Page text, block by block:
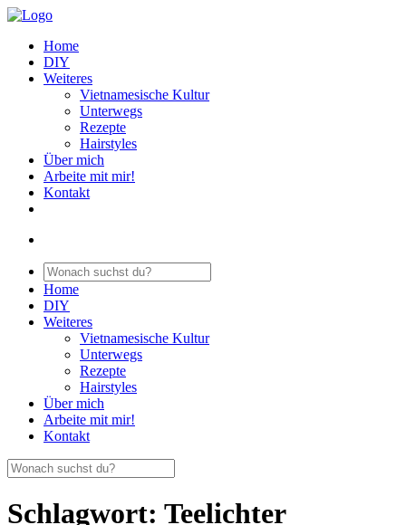
Home
DIY
Weiteres
Vietnamesische Kultur
Unterwegs
Rezepte
Hairstyles
Über mich
Arbeite mit mir!
Kontakt
Home
DIY
Weiteres
Vietnamesische Kultur
Unterwegs
Rezepte
Hairstyles
Über mich
Arbeite mit mir!
Kontakt
Schlagwort: Teelichter